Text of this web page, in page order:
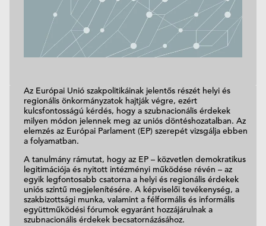
Az Európai Unió szakpolitikáinak jelentős részét helyi és
regionális önkormányzatok hajtják végre, ezért
kulcsfontosságú kérdés, hogy a szubnacionális érdekek
milyen módon jelennek meg az uniós döntéshozatalban. Az
elemzés az Európai Parlament (EP) szerepét vizsgálja ebben
a folyamatban.
A tanulmány rámutat, hogy az EP – közvetlen demokratikus
legitimációja és nyitott intézményi működése révén – az
egyik legfontosabb csatorna a helyi és regionális érdekek
uniós szintű megjelenítésére. A képviselői tevékenység, a
szakbizottsági munka, valamint a félformális és informális
együttműködési fórumok egyaránt hozzájárulnak a
szubnacionális érdekek becsatornázásához.